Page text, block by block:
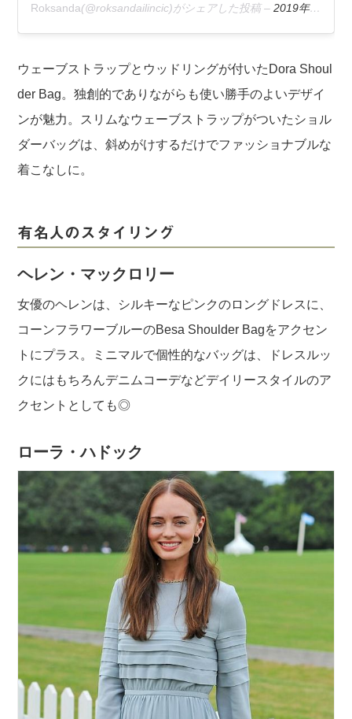
Roksanda(@roksandailincic)がシェアした投稿 –2019年 5月月15日午後10時53分PDT
ウェーブストラップとウッドリングが付いたDora Shoul
der Bag。独創的でありながらも使い勝手のよいデザイ
ンが魅力。スリムなウェーブストラップがついたショル
ダーバッグは、斜めがけするだけでファッショナブルな
着こなしに。
有名人のスタイリング
ヘレン・マックロリー
女優のヘレンは、シルキーなピンクのロングドレスに、
コーンフラワーブルーのBesa Shoulder Bagをアクセン
トにプラス。ミニマルで個性的なバッグは、ドレスルッ
クにはもちろんデニムコーデなどデイリースタイルのア
クセントとしても◎
ローラ・ハドック